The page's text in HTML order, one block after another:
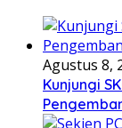
Agustus 8,
Kunjungi